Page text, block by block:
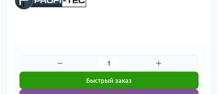
Быстрый заказ